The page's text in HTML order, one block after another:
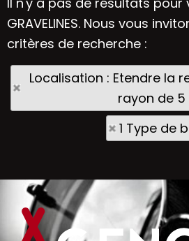
GRAVELINES. Nous vous
critères de recherche :
Localisation : Etendre la
rayon de 5
1 Type de